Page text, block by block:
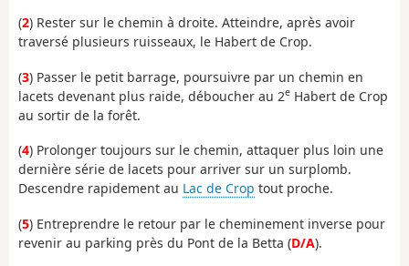
(2) Rester sur le chemin à droite. Atteindre, après avoir
traversé plusieurs ruisseaux, le Habert de Crop.
(3) Passer le petit barrage, poursuivre par un chemin en
lacets devenant plus raide, déboucher au 2e Habert de Crop
au sortir de la forêt.
(4) Prolonger toujours sur le chemin, attaquer plus loin une
dernière série de lacets pour arriver sur un surplomb.
Descendre rapidement au Lac de Crop tout proche.
(5) Entreprendre le retour par le cheminement inverse pour
revenir au parking près du Pont de la Betta (D/A).